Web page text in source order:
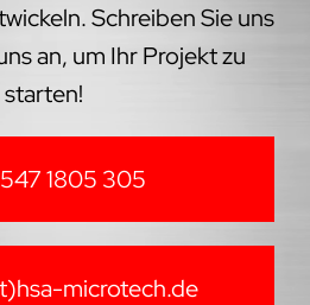
Schreiben Sie uns
an, um Ihr Projekt zu
starten!
1805 305
microtech.de